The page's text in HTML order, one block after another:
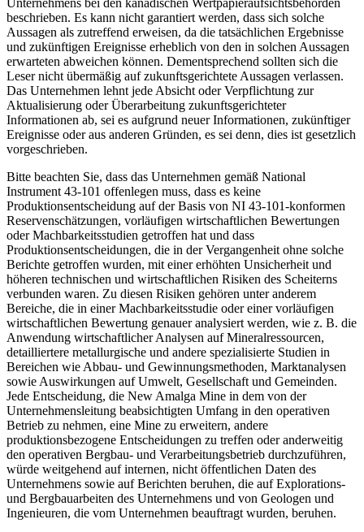
beschrieben. Es kann nicht garantiert werden, dass sich solche
Aussagen als zutreffend erweisen, da die tatsächlichen Ergebnisse
und zukünftigen Ereignisse erheblich von den in solchen Aussagen
erwarteten abweichen können. Dementsprechend sollten sich die
Leser nicht übermäßig auf zukunftsgerichtete Aussagen verlassen.
Das Unternehmen lehnt jede Absicht oder Verpflichtung zur
Aktualisierung oder Überarbeitung zukunftsgerichteter
Informationen ab, sei es aufgrund neuer Informationen, zukünftiger
Ereignisse oder aus anderen Gründen, es sei denn, dies ist gesetzlich
vorgeschrieben.
Bitte beachten Sie, dass das Unternehmen gemäß National
Instrument 43-101 offenlegen muss, dass es keine
Produktionsentscheidung auf der Basis von NI 43-101-konformen
Reservenschätzungen, vorläufigen wirtschaftlichen Bewertungen
oder Machbarkeitsstudien getroffen hat und dass
Produktionsentscheidungen, die in der Vergangenheit ohne solche
Berichte getroffen wurden, mit einer erhöhten Unsicherheit und
höheren technischen und wirtschaftlichen Risiken des Scheiterns
verbunden waren. Zu diesen Risiken gehören unter anderem
Bereiche, die in einer Machbarkeitsstudie oder einer vorläufigen
wirtschaftlichen Bewertung genauer analysiert werden, wie z. B. die
Anwendung wirtschaftlicher Analysen auf Mineralressourcen,
detailliertere metallurgische und andere spezialisierte Studien in
Bereichen wie Abbau- und Gewinnungsmethoden, Marktanalysen
sowie Auswirkungen auf Umwelt, Gesellschaft und Gemeinden.
Jede Entscheidung, die New Amalga Mine in dem von der
Unternehmensleitung beabsichtigten Umfang in den operativen
Betrieb zu nehmen, eine Mine zu erweitern, andere
produktionsbezogene Entscheidungen zu treffen oder anderweitig
den operativen Bergbau- und Verarbeitungsbetrieb durchzuführen,
würde weitgehend auf internen, nicht öffentlichen Daten des
Unternehmens sowie auf Berichten beruhen, die auf Explorations-
und Bergbauarbeiten des Unternehmens und von Geologen und
Ingenieuren, die vom Unternehmen beauftragt wurden, beruhen.